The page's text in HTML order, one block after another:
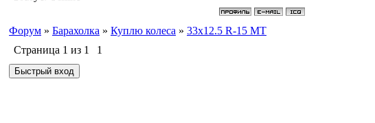
Форум » Барахолка » Куплю колеса » 33х12.5 R-15 MT
Страница 1 из 1
1